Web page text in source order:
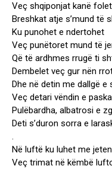
Veç shqiponjat kanë folet
Breshkat atje s’mund të
Ku punohet e ndertohet
Veç punëtoret mund të
Që të ardhmes rrugë ti
Dembelet veç gur nën
Dhe në detin me dallgë e
Veç detari vëndin e paska
Pulëbardha, albatrosi e
Deti s’duron sorra e
.
Në luftë ku luhet me jeten
Veç trimat në këmbë